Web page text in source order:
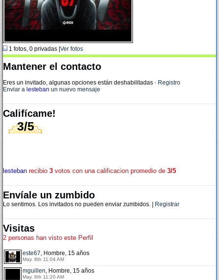
1 fotos, 0 privadas | Ver fotos
Mantener el contacto
Eres un invitado, algunas opciones están deshabilitadas · Registro
Enviar a lesteban un nuevo mensaje
Califícame!
3/5
lesteban recibio 3 votos con una calificacion promedio de 3/5
Envíale un zumbido
Lo sentimos. Los invitados no pueden enviar zumbidos. | Registrar
Visitas
2 personas han visto este Perfil
este67, Hombre, 15 años
May. 8th 11:04 AM
mguillen, Hombre, 15 años
May. 8th 11:20 AM